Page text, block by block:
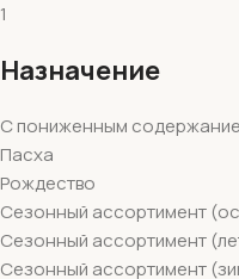
1
Назначение
С пониженным
Пасха
Рождество
Сезонный ассортимент
Сезонный ассортимент
Сезонный ассортимент